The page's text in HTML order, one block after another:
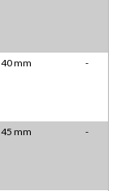
40 mm -
45 mm -